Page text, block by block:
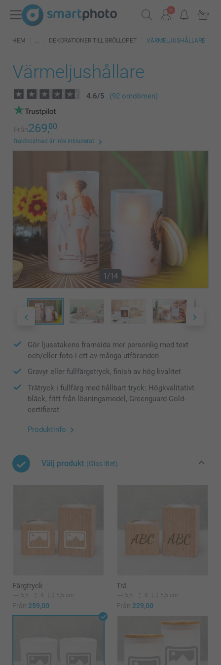
HEM DEKORATIONER TILL BRÖLLOPET VÄRMELJUSHÅLLARE
Värmeljushållare
4.6/5 (92 omdömen)
Från269,00
fraktkostnad är inte inkluderat
1/14
Gör ljusstakens framsida mer personlig med text
och/eller foto i ett av många utföranden
Gravyr eller fullfärgstryck, finish av hög kvalitet
Trätryck i fullfärg med hållbart tryck: Högkvalitativt
bläck, fritt från lösningsmedel, Greenguard Gold-
certifierat
Produktinfo
Välj produkt (Glas litet)
Färgtryck
5,5 8 5,5 cm
Från 259,00
Trä
5,5 8 5,5 cm
Från 229,00